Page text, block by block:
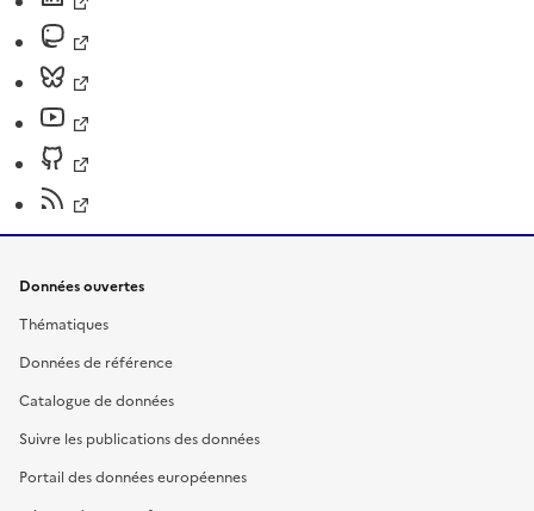
Données ouvertes
Thématiques
Données de référence
Catalogue de données
Suivre les publications des données
Portail des données européennes